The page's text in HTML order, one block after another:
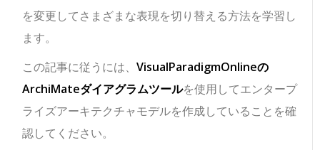
を変更してさまざまな表現を切り替える方法を学習し
ます。
この記事に従うには、VisualParadigmOnlineの
ArchiMateダイアグラムツールを使用してエンタープ
ライズアーキテクチャモデルを作成していることを確
認してください。